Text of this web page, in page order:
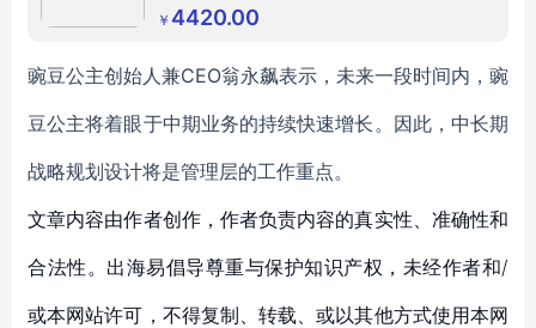
￥ 4420.00
豌豆公主创始人兼CEO翁永飙表示，未来一段时间内，豌
豆公主将着眼于中期业务的持续快速增长。因此，中长期
战略规划设计将是管理层的工作重点。
文章内容由作者创作，作者负责内容的真实性、准确性和
合法性。出海易倡导尊重与保护知识产权，未经作者和/
或本网站许可，不得复制、转载、或以其他方式使用本网